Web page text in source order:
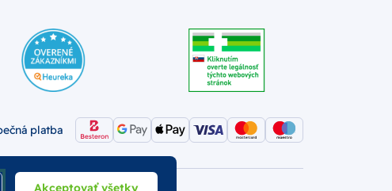
platba
Akceptovať všetky